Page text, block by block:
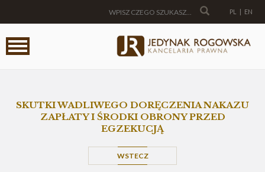
PL | EN
SKUTKI WADLIWEGO DORĘCZENIA NAKAZU
ZAPŁATY I ŚRODKI OBRONY PRZED
EGZEKUCJĄ
WSTECZ